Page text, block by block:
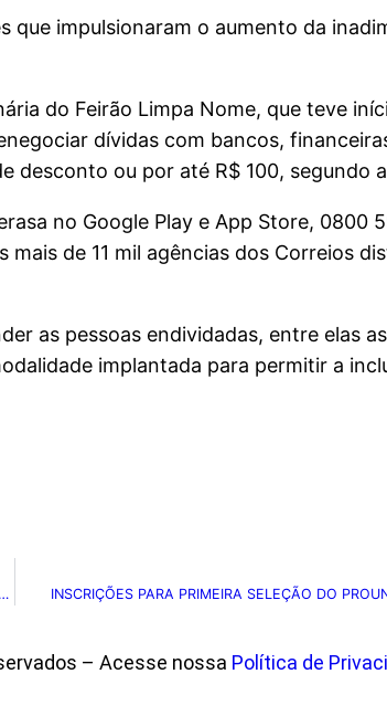
que impulsionaram o aumento da
do Feirão Limpa Nome, que teve
dívidas com bancos,
desconto ou por até R$ 100, segundo
no Google Play e App Store, 0800
de 11 mil agências dos Correios
as pessoas endividadas, entre elas
implantada para permitir a
RARA EM HUMANOS, ‘DOENÇA DA VACA LOUCA’ É TRANSMITIDA POR CARNE CONTAMINADA INSCRIÇÕES PARA PRIMEIRA SELEÇÃO DO
– Acesse nossa Política de